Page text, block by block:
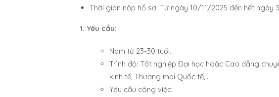
Thời gian nộp hồ sơ: Từ ngày 10/11/2025 đến hết ngày
1. Yêu cầu:
Nam từ 23-30 tuổi.
Trình độ: Tốt nghiệp Đại học hoặc Cao đẳng
kinh tế, Thương mại Quốc tế,..
Yêu cầu công việc: